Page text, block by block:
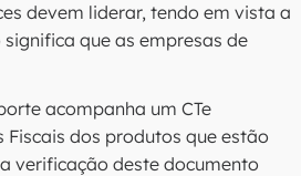
devem liderar, tendo em vista a
que as empresas de
acompanha um CTe
dos produtos que estão
verificação deste documento